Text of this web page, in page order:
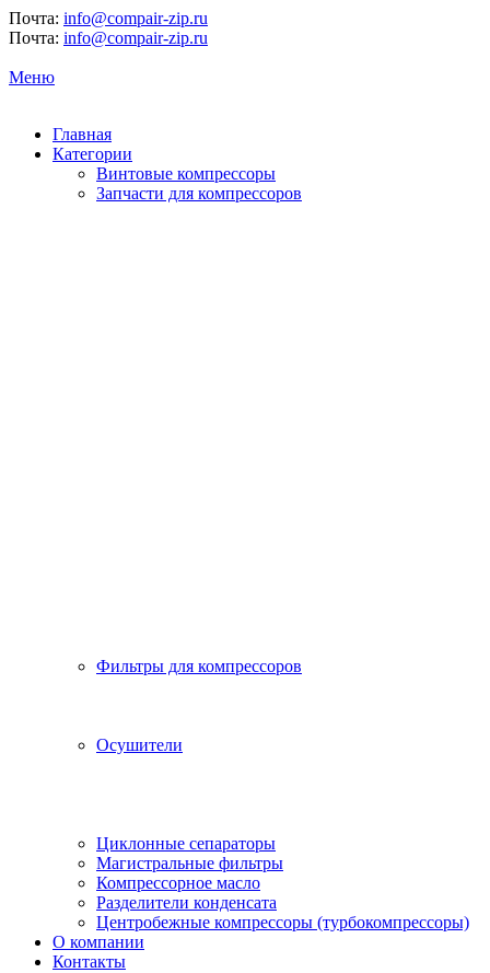
Почта: info@compair-zip.ru
Почта: info@compair-zip.ru
Меню
Главная
Категории
Винтовые компрессоры
Запчасти для компрессоров
Фильтры для компрессоров
Осушители
Циклонные сепараторы
Магистральные фильтры
Компрессорное масло
Разделители конденсата
Центробежные компрессоры (турбокомпрессоры)
О компании
Контакты